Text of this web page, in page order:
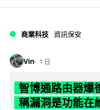
商業科技 資訊保安
Vin 1 日
智博通路由器爆
稱漏洞是功能在